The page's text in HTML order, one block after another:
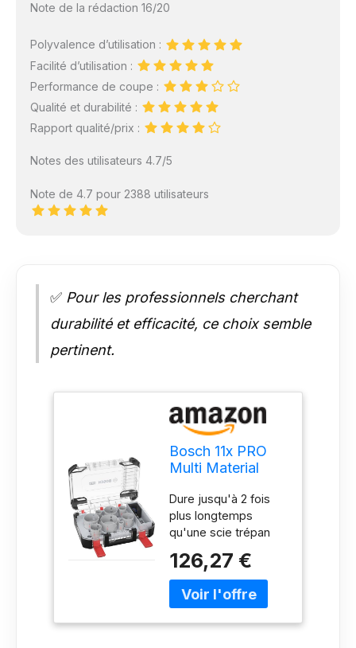
Note de la rédaction 16/20
Polyvalence d’utilisation :
Facilité d’utilisation :
Performance de coupe :
Qualité et durabilité :
Rapport qualité/prix :
Notes des utilisateurs 4.7/5
Note de 4.7 pour 2388 utilisateurs
✅ Pour les professionnels cherchant
durabilité et efficacité, ce choix semble
pertinent.
Bosch 11x PRO
Multi Material
Plus Hole Saw
Set - Transparent
Case (for
Softwood,
Drywall, Ø 25,
32, 40, 54, 60,
68, 76, 86 mm,
Professional
Dure jusqu'à 2 fois
plus longtemps
qu'une scie trépan
Très efficace pour les
électriciens et les
plombiers : Longue
126,27 €